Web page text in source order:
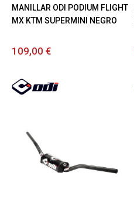
MANILLAR ODI PODIUM FLIGHT
MX KTM SUPERMINI NEGRO
109,00 €